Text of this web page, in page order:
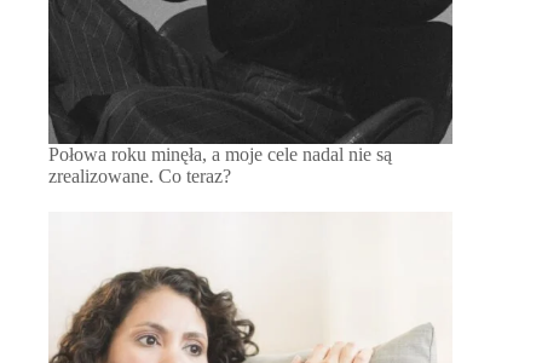
Połowa roku minęła, a moje cele nadal nie są
zrealizowane. Co teraz?